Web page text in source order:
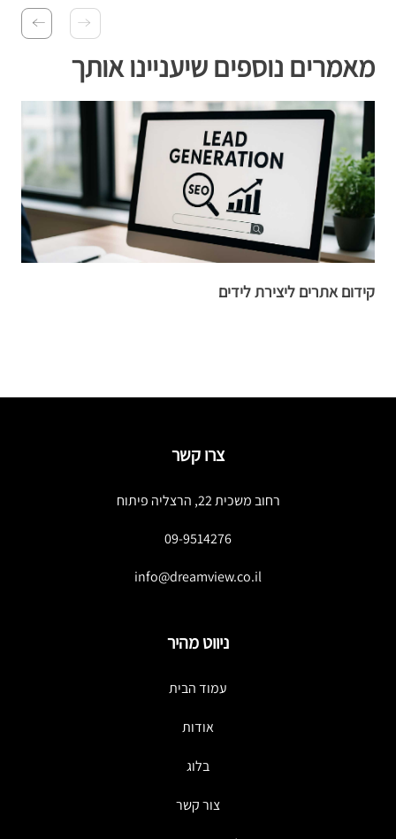
מאמרים נוספים שיעניינו אותך
קידום אתרים ליצירת לידים
צרו קשר
רחוב משכית 22, הרצליה פיתוח
09-9514276
info@dreamview.co.il
ניווט מהיר
עמוד הבית
אודות
בלוג
צור קשר